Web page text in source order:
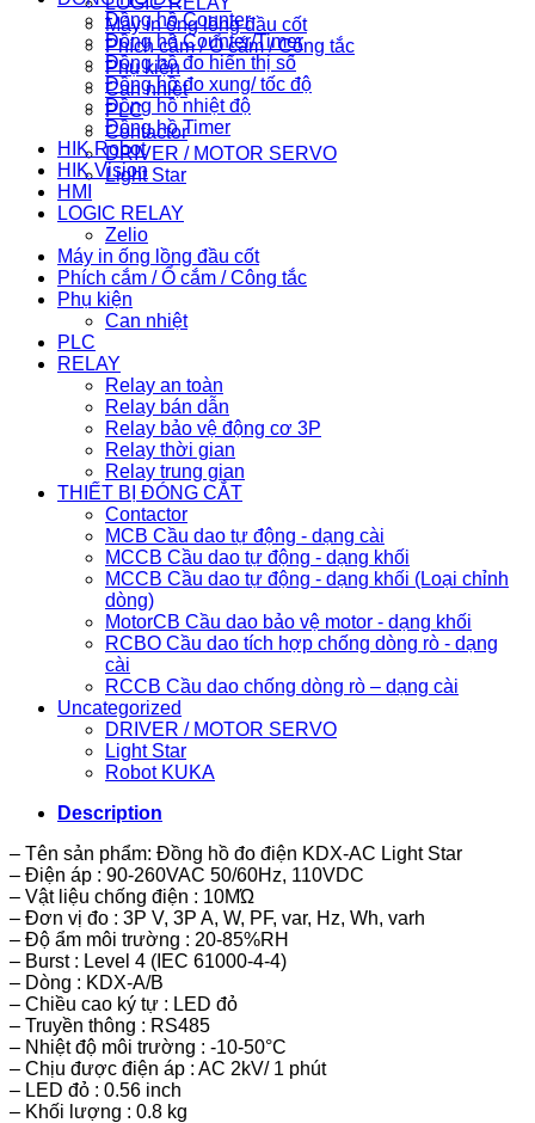
Máy in ống lồng đầu cốt
Phích cắm / Ổ cắm / Công tắc
Phụ kiện
Can nhiệt
PLC
Contactor
DRIVER / MOTOR SERVO
Light Star
Đồng hồ Counter
Đồng hồ Counter/Timer
Đồng hồ đo hiển thị số
Đồng hồ đo xung/ tốc độ
Đồng hồ nhiệt độ
Đồng hồ Timer
HIK Robot
HIK Vision
HMI
LOGIC RELAY
Zelio
Máy in ống lồng đầu cốt
Phích cắm / Ổ cắm / Công tắc
Phụ kiện
Can nhiệt
PLC
RELAY
Relay an toàn
Relay bán dẫn
Relay bảo vệ động cơ 3P
Relay thời gian
Relay trung gian
THIẾT BỊ ĐÓNG CẮT
Contactor
MCB Cầu dao tự động - dạng cài
MCCB Cầu dao tự động - dạng khối
MCCB Cầu dao tự động - dạng khối (Loại chỉnh
dòng)
MotorCB Cầu dao bảo vệ motor - dạng khối
RCBO Cầu dao tích hợp chống dòng rò - dạng
cài
RCCB Cầu dao chống dòng rò – dạng cài
Uncategorized
DRIVER / MOTOR SERVO
Light Star
Robot KUKA
Description
– Tên sản phẩm: Đồng hồ đo điện KDX-AC Light Star
– Điện áp : 90-260VAC 50/60Hz, 110VDC
– Vật liệu chống điện : 10MΏ
– Đơn vị đo : 3P V, 3P A, W, PF, var, Hz, Wh, varh
– Độ ẩm môi trường : 20-85%RH
– Burst : Level 4 (IEC 61000-4-4)
– Dòng : KDX-A/B
– Chiều cao ký tự : LED đỏ
– Truyền thông : RS485
– Nhiệt độ môi trường : -10-50°C
– Chịu được điện áp : AC 2kV/ 1 phút
– LED đỏ : 0.56 inch
– Khối lượng : 0.8 kg